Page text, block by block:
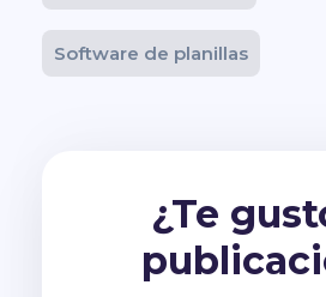
Software de planillas
¿Te